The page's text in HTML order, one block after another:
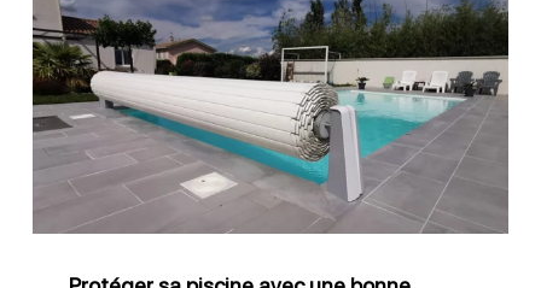
sa
piscine
avec
une
bonne
couverture